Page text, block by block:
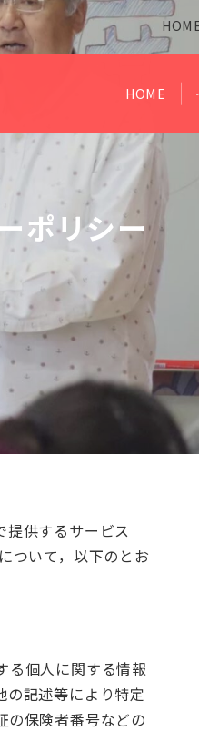
HOME
ポリシー
提供するサービス
ついて，以下のとお
る個人に関する情報
の記述等により特定
の保険者番号などの